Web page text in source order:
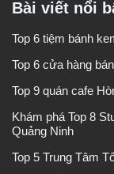
Bài viết nổi
Top 6 tiệm bánh
Top 6 cửa hàng
Top 9 quán cafe
Khám phá Top 8
Quảng Ninh
Top 5 Trung Tâm